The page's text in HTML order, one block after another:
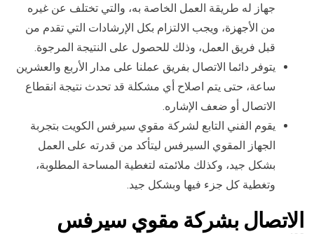
جهاز له طريقة العمل الخاصة به، والتي تختلف عن غيره
من الأجهزة، ويجب الالتزام بكل الإرشادات التي تقدم من
قبل فريق العمل، وذلك للحصول على النتيجة المرجوة.
يتوفر دائما الاتصال بفريق عملنا على مدار الأربع والعشرين
ساعة، حتى يتم اصلاح أي مشكلة قد تحدث نتيجة انقطاع
الاتصال أو ضعف الإشاره.
يقوم الفني التابع لشركة مقوي سيرفس الكويت بتجربة
الجهاز المقوي السيرفس ليتأكد من قدرته على العمل
بشكل جيد، وكذلك ملائمته لتغطية المساحة المطلوبة،
وتغطية كل جزء فيها وبشكل جيد.
الاتصال بشركة مقوي سيرفس